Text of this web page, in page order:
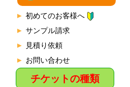
初めてのお客様へ
サンプル請求
見積り依頼
お問い合わせ
チケットの種類